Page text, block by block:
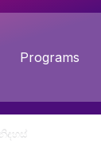
Programs